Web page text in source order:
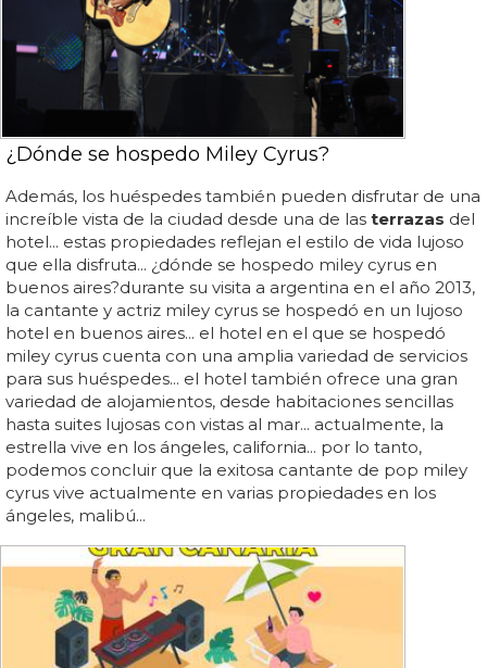
¿Dónde se hospedo Miley Cyrus?
Además, los huéspedes también pueden disfrutar de una
increíble vista de la ciudad desde una de las terrazas del
hotel... estas propiedades reflejan el estilo de vida lujoso
que ella disfruta... ¿dónde se hospedo miley cyrus en
buenos aires?durante su visita a argentina en el año 2013,
la cantante y actriz miley cyrus se hospedó en un lujoso
hotel en buenos aires... el hotel en el que se hospedó
miley cyrus cuenta con una amplia variedad de servicios
para sus huéspedes... el hotel también ofrece una gran
variedad de alojamientos, desde habitaciones sencillas
hasta suites lujosas con vistas al mar... actualmente, la
estrella vive en los ángeles, california... por lo tanto,
podemos concluir que la exitosa cantante de pop miley
cyrus vive actualmente en varias propiedades en los
ángeles, malibú...